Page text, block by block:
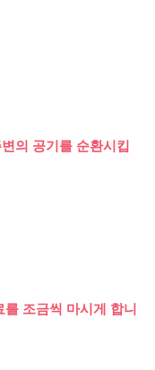
의 공기를 순환시킵
조금씩 마시게 합니